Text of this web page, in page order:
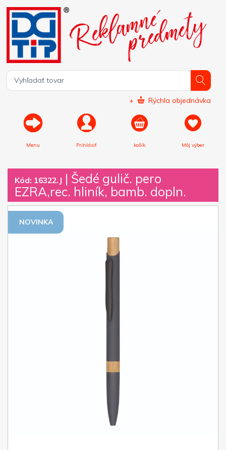
+ Rýchla objednávka
Menu Prihlásiť košík Môj výber
Kód: 16322.J | Šedé gulič. pero
EZRA,rec. hliník, bamb. dopln.
NOVINKA